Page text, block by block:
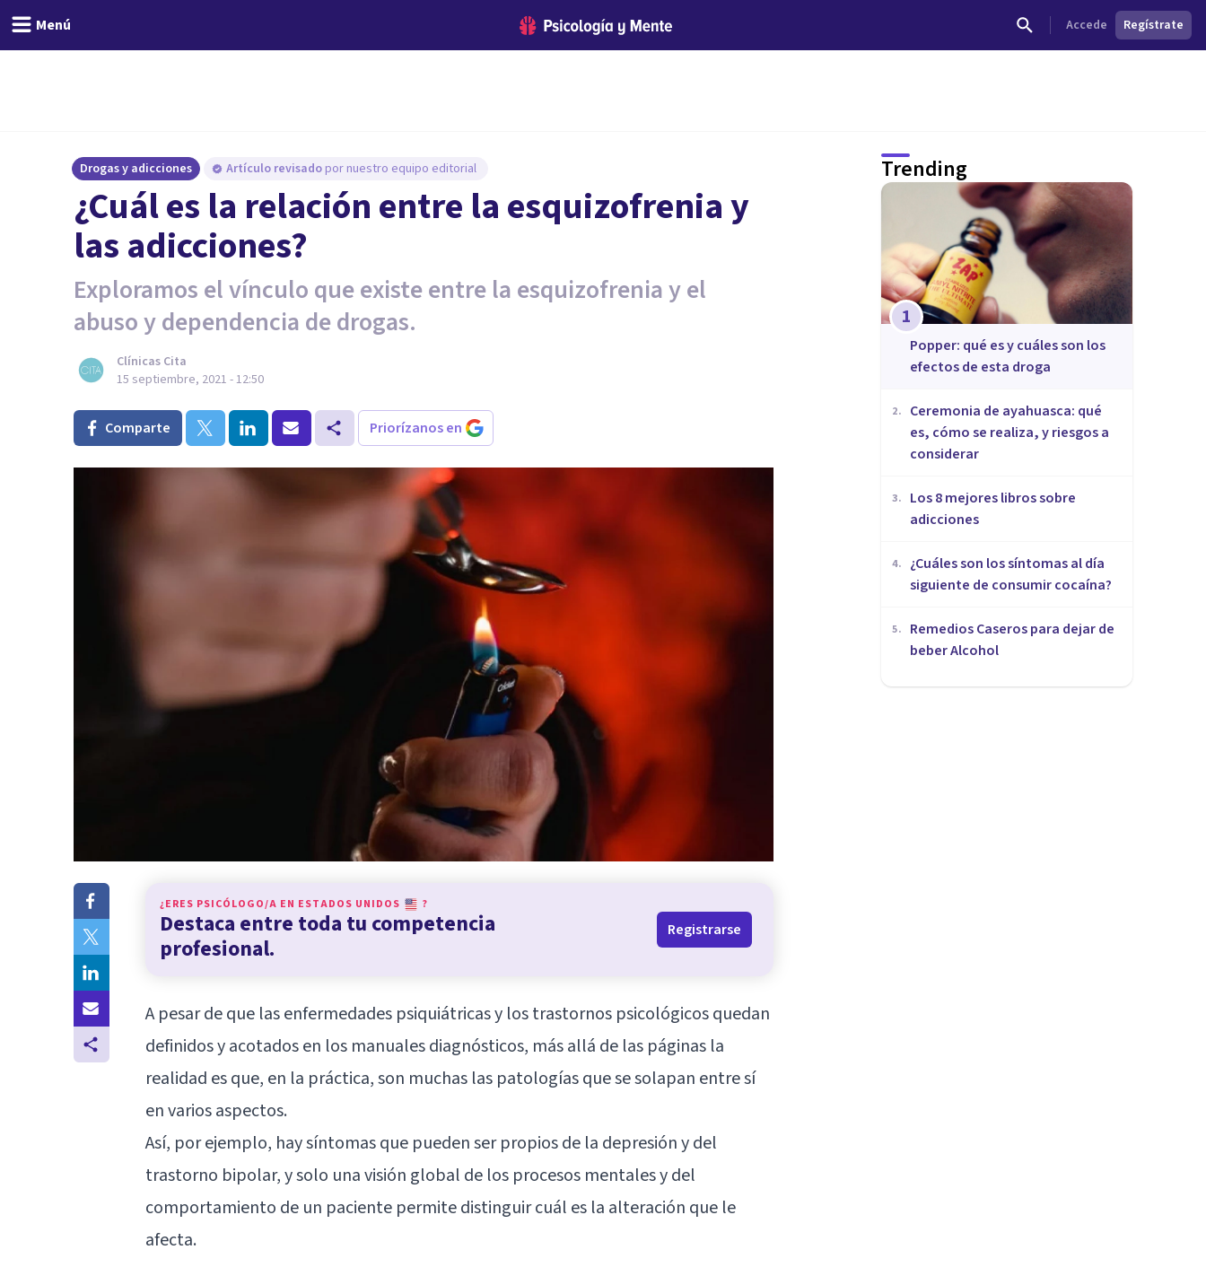
Menú Accede Regístrate
Drogas y adicciones Artículo revisado por nuestro equipo editorial
¿Cuál es la relación entre la esquizofrenia y
las adicciones?
Exploramos el vínculo que existe entre la esquizofrenia y el
abuso y dependencia de drogas.
Clínicas Cita
15 septiembre, 2021 - 12:50
Comparte Priorízanos en
¿ERES PSICÓLOGO/A EN ESTADOS UNIDOS ?
Destaca entre toda tu competencia
profesional.
Registrarse
A pesar de que las enfermedades psiquiátricas y los trastornos psicológicos quedan
definidos y acotados en los manuales diagnósticos, más allá de las páginas la
realidad es que, en la práctica, son muchas las patologías que se solapan entre sí
en varios aspectos.
Así, por ejemplo, hay síntomas que pueden ser propios de la depresión y del
trastorno bipolar, y solo una visión global de los procesos mentales y del
comportamiento de un paciente permite distinguir cuál es la alteración que le
afecta.
Trending
1
Popper: qué es y cuáles son los
efectos de esta droga
2.
Ceremonia de ayahuasca: qué
es, cómo se realiza, y riesgos a
considerar
3.
Los 8 mejores libros sobre
adicciones
4.
¿Cuáles son los síntomas al día
siguiente de consumir cocaína?
5.
Remedios Caseros para dejar de
beber Alcohol